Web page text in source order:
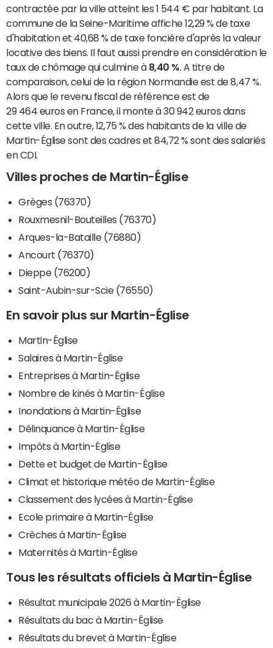
contractée par la ville atteint les 1 544 € par habitant. La
commune de la Seine-Maritime affiche 12,29 % de taxe
d'habitation et 40,68 % de taxe foncière d'après la valeur
locative des biens. Il faut aussi prendre en considération le
taux de chômage qui culmine à 8,40 % . A titre de
comparaison, celui de la région Normandie est de 8,47 %.
Alors que le revenu fiscal de référence est de
29 464 euros en France, il monte à 30 942 euros dans
cette ville. En outre, 12,75 % des habitants de la ville de
Martin-Église sont des cadres et 84,72 % sont des salariés
en CDI.
Villes proches de Martin-Église
Grèges (76370)
Rouxmesnil-Bouteilles (76370)
Arques-la-Bataille (76880)
Ancourt (76370)
Dieppe (76200)
Saint-Aubin-sur-Scie (76550)
En savoir plus sur Martin-Église
Martin-Église
Salaires à Martin-Église
Entreprises à Martin-Église
Nombre de kinés à Martin-Église
Inondations à Martin-Église
Délinquance à Martin-Église
Impôts à Martin-Église
Dette et budget de Martin-Église
Climat et historique météo de Martin-Église
Classement des lycées à Martin-Église
Ecole primaire à Martin-Église
Crèches à Martin-Église
Maternités à Martin-Église
Tous les résultats officiels à Martin-Église
Résultat municipale 2026 à Martin-Église
Résultats du bac à Martin-Église
Résultats du brevet à Martin-Église